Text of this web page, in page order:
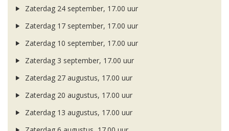
Zaterdag 24 september, 17.00 uur
Zaterdag 17 september, 17.00 uur
Zaterdag 10 september, 17.00 uur
Zaterdag 3 september, 17.00 uur
Zaterdag 27 augustus, 17.00 uur
Zaterdag 20 augustus, 17.00 uur
Zaterdag 13 augustus, 17.00 uur